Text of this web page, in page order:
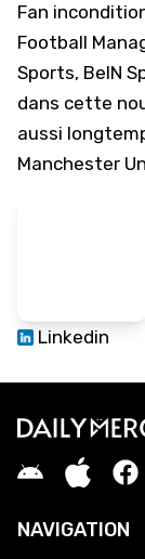
Fan
Football
Sports, BeIN
dans cette
aussi
Manchester
Linkedin
NAVIGATION